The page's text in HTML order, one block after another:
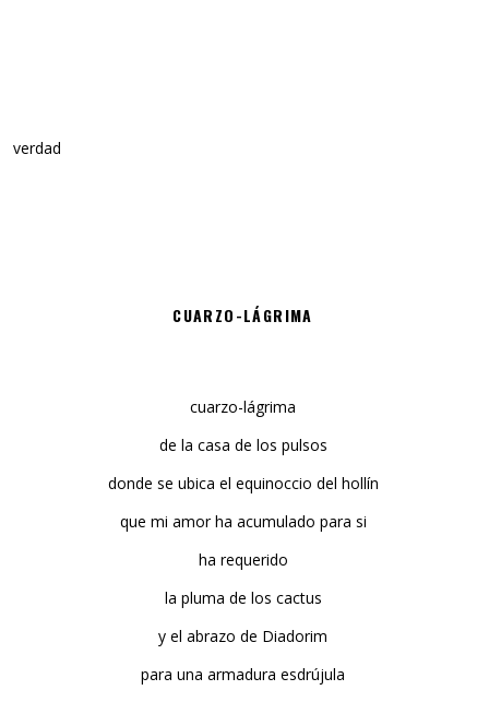
verdad
CUARZO-LÁGRIMA
cuarzo-lágrima
de la casa de los pulsos
donde se ubica el equinoccio del hollín
que mi amor ha acumulado para si
ha requerido
la pluma de los cactus
y el abrazo de Diadorim
para una armadura esdrújula